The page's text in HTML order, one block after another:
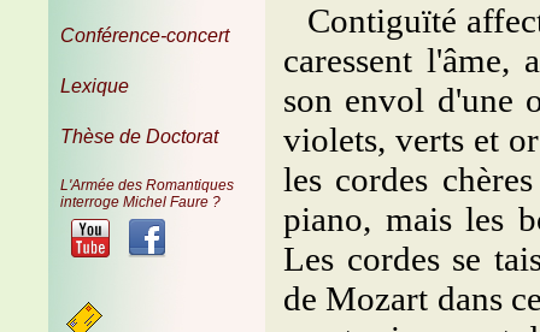
Contiguïté
caressent
son envol d'une
violets, verts et
les cordes
piano, mais les
Les cordes se
de Mozart dans
Conférence-concert
Lexique
Thèse de Doctorat
L'Armée des Romantiques
interroge Michel Faure ?